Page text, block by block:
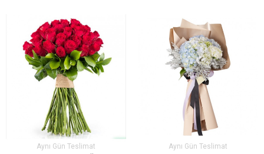
Aynı Gün Teslimat Aynı Gün Teslimat